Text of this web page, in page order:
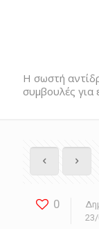
Η σωστή
συμβουλές για
0